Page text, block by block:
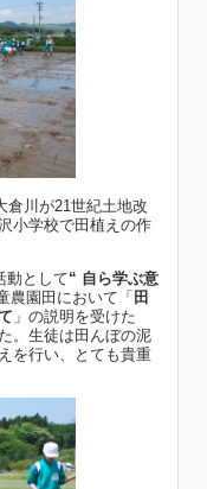
倉川が21世紀土地改
小学校で田植えの作
動として“ 自ら学ぶ意
農園田において「 田
」の説明を受けた
。生徒は田んぼの泥
を行い、とても貴重